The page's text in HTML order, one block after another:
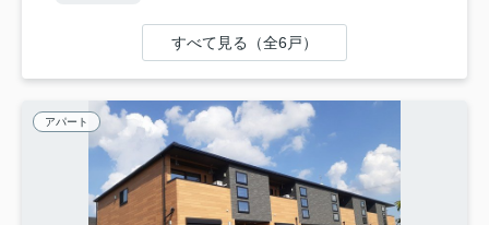
すべて見る（全6戸）
アパート